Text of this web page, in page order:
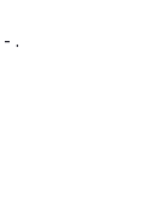
- .